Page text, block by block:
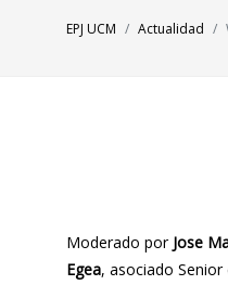
EPJ UCM Actualidad
Moderado por Jose
Egea, asociado